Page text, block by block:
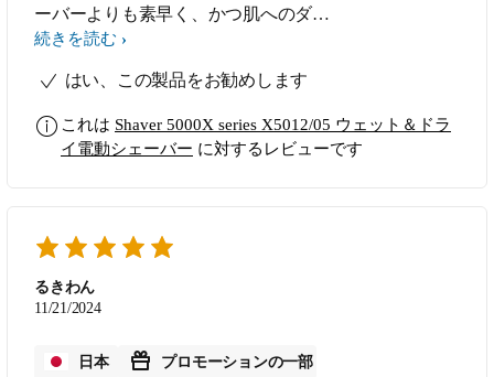
ーバーよりも素早く、かつ肌へのダメ
ージが少なくシェービングすることが
でも使用できることはシェービングの
ます。充電コードがUSB-S対応でアダ
プターを選ばないのも助かります。付
いやすいです。
続きを読む
はい、この製品をお勧めします
これは Shaver 5000X series X5012/05 ウェット＆ドラ
イ電動シェーバー に対するレビューです
るきわん
11/21/2024
日本 プロモーションの一部